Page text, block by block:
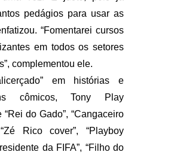
pedágios para usar as
“Fomentarei cursos
em todos os setores
complementou ele.
em histórias e
cômicos, Tony Play
“Rei do Gado”, “Cangaceiro
Rico cover”, “Playboy
da FIFA”, “Filho do